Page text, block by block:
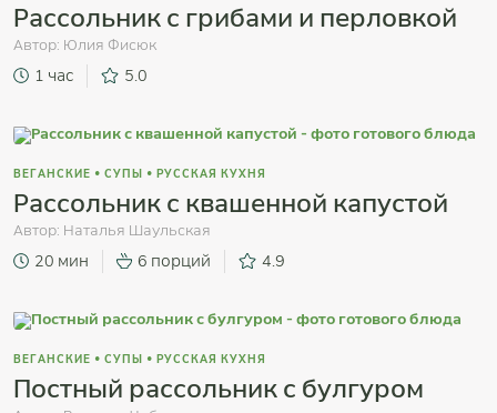
Рассольник с грибами и перловкой
Автор: Юлия Фисюк
1 час 5.0
ВЕГАНСКИЕ • СУПЫ • РУССКАЯ КУХНЯ
Рассольник с квашенной капустой
Автор: Наталья Шаульская
20 мин 6 порций 4.9
ВЕГАНСКИЕ • СУПЫ • РУССКАЯ КУХНЯ
Постный рассольник с булгуром